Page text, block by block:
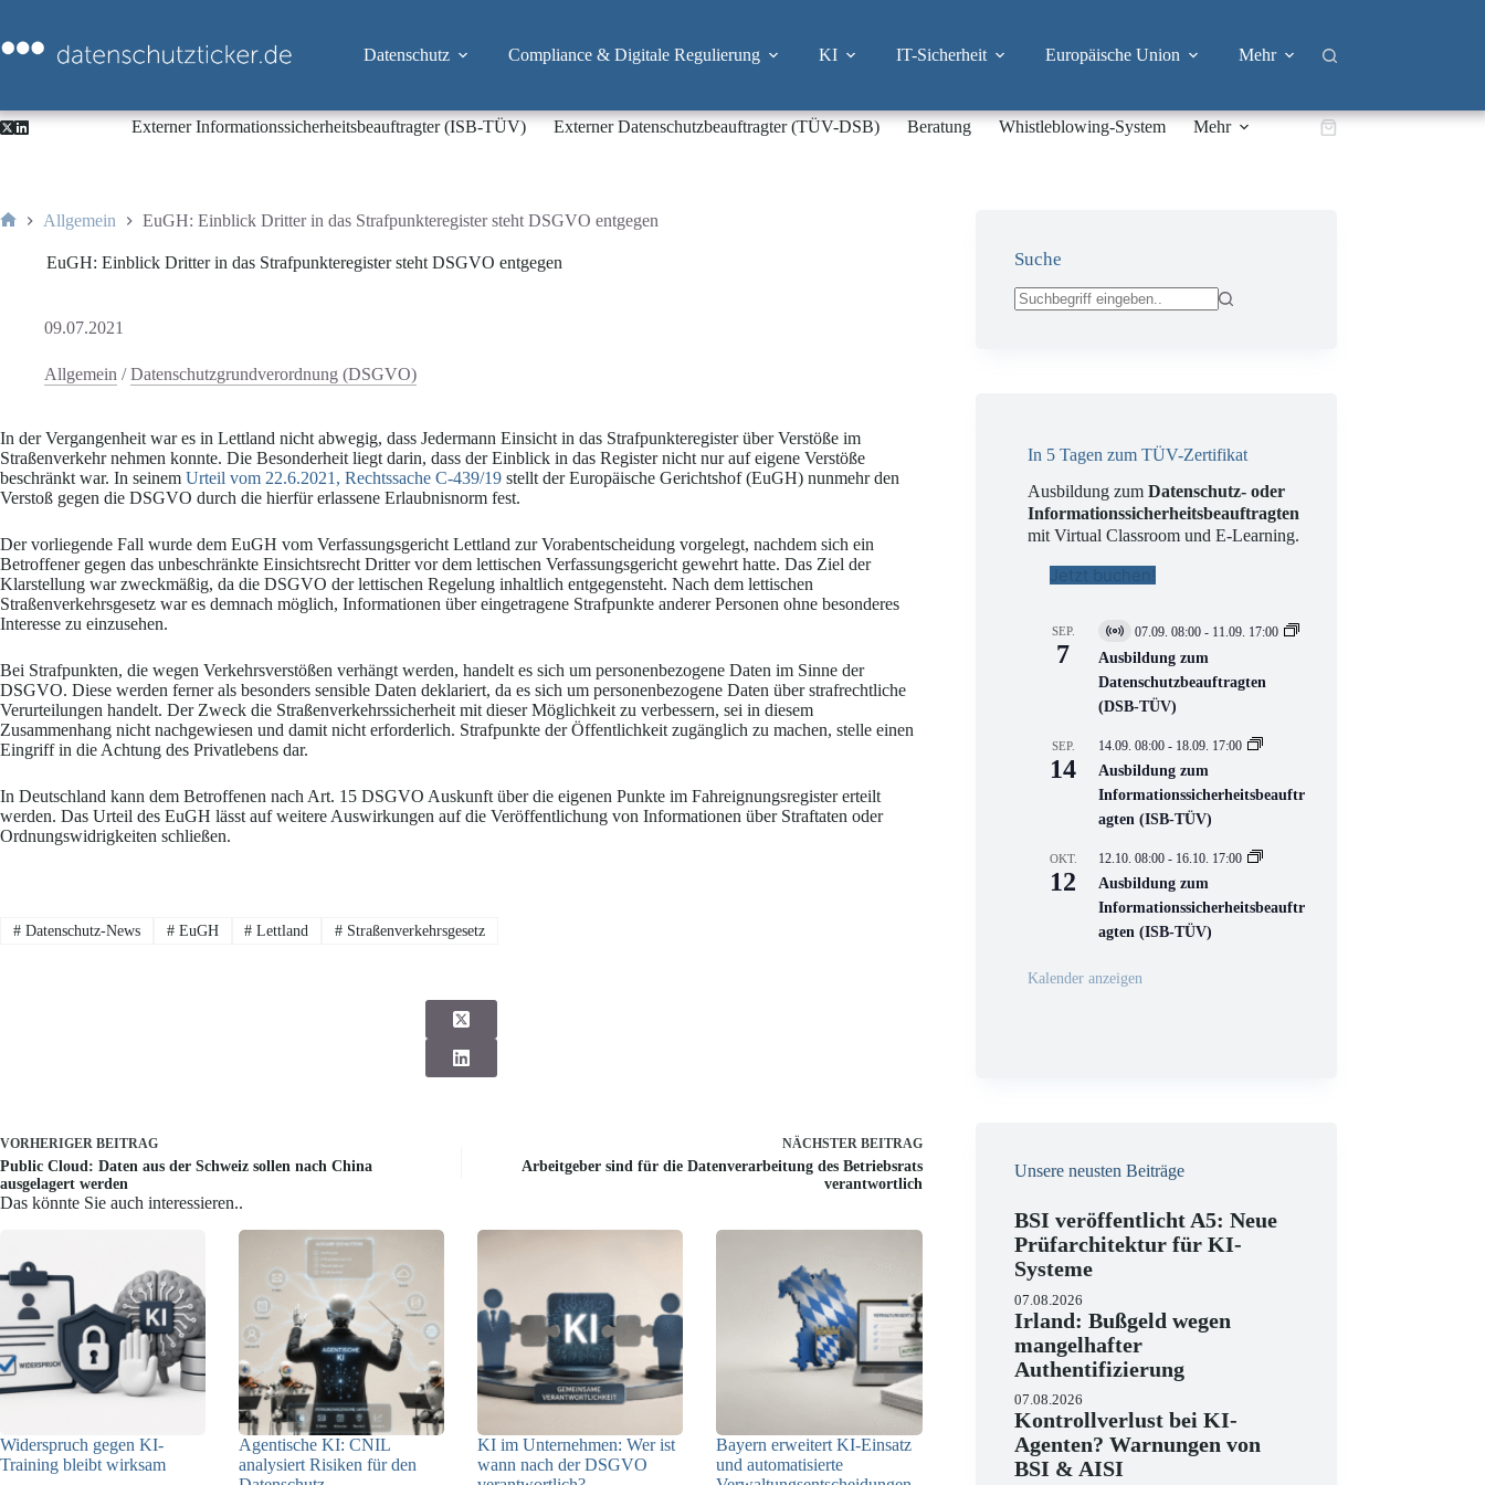
springen
Datenschutz Compliance & Digitale Regulierung KI IT-Sicherheit Europäische Union Mehr
Externer Informationssicherheitsbeauftragter (ISB-TÜV) Externer Datenschutzbeauftragter (TÜV-DSB) Beratung Whistleblowing-System Mehr Warenkorb
Allgemein EuGH: Einblick Dritter in das Strafpunkteregister steht DSGVO entgegen
EuGH: Einblick Dritter in das Strafpunkteregister steht DSGVO entgegen
09.07.2021
Allgemein /Datenschutzgrundverordnung (DSGVO)
In der Vergangenheit war es in Lettland nicht abwegig, dass Jedermann Einsicht in das Strafpunkteregister über Verstöße im
Straßenverkehr nehmen konnte. Die Besonderheit liegt darin, dass der Einblick in das Register nicht nur auf eigene Verstöße
beschränkt war. In seinem Urteil vom 22.6.2021, Rechtssache C-439/19 stellt der Europäische Gerichtshof (EuGH) nunmehr den
Verstoß gegen die DSGVO durch die hierfür erlassene Erlaubnisnorm fest.
Der vorliegende Fall wurde dem EuGH vom Verfassungsgericht Lettland zur Vorabentscheidung vorgelegt, nachdem sich ein
Betroffener gegen das unbeschränkte Einsichtsrecht Dritter vor dem lettischen Verfassungsgericht gewehrt hatte. Das Ziel der
Klarstellung war zweckmäßig, da die DSGVO der lettischen Regelung inhaltlich entgegensteht. Nach dem lettischen
Straßenverkehrsgesetz war es demnach möglich, Informationen über eingetragene Strafpunkte anderer Personen ohne besonderes
Interesse zu einzusehen.
Bei Strafpunkten, die wegen Verkehrsverstößen verhängt werden, handelt es sich um personenbezogene Daten im Sinne der
DSGVO. Diese werden ferner als besonders sensible Daten deklariert, da es sich um personenbezogene Daten über strafrechtliche
Verurteilungen handelt. Der Zweck die Straßenverkehrssicherheit mit dieser Möglichkeit zu verbessern, sei in diesem
Zusammenhang nicht nachgewiesen und damit nicht erforderlich. Strafpunkte der Öffentlichkeit zugänglich zu machen, stelle einen
Eingriff in die Achtung des Privatlebens dar.
In Deutschland kann dem Betroffenen nach Art. 15 DSGVO Auskunft über die eigenen Punkte im Fahreignungsregister erteilt
werden. Das Urteil des EuGH lässt auf weitere Auswirkungen auf die Veröffentlichung von Informationen über Straftaten oder
Ordnungswidrigkeiten schließen.
#Datenschutz-News #EuGH # Lettland # Straßenverkehrsgesetz
VORHERIGER BEITRAG
Public Cloud: Daten aus der Schweiz sollen nach China
ausgelagert werden
NÄCHSTER BEITRAG
Arbeitgeber sind für die Datenverarbeitung des Betriebsrats
verantwortlich
Das könnte Sie auch interessieren..
Widerspruch gegen KI-
Training bleibt wirksam
Agentische KI: CNIL
analysiert Risiken für den
KI im Unternehmen: Wer ist
wann nach der DSGVO
Bayern erweitert KI-Einsatz
und automatisierte
Suche
In 5 Tagen zum TÜV-Zertifikat
Ausbildung zumDatenschutz- oder
Informationssicherheitsbeauftragten
mit Virtual Classroom und E-Learning.
Jetzt buchen!
SEP.
7
V
i
t
u
l
V
e
r
n
s
t
a
t
n
07.09. 08:00 - 11.09. 17:00
Ausbildung zum
Datenschutzbeauftragten
(DSB-TÜV)
SEP.
14
14.09. 08:00 - 18.09. 17:00
Ausbildung zum
Informationssicherheitsbeauftr
agten (ISB-TÜV)
OKT.
12
12.10. 08:00 - 16.10. 17:00
Ausbildung zum
Informationssicherheitsbeauftr
agten (ISB-TÜV)
Kalender anzeigen
Unsere neusten Beiträge
BSI veröffentlicht A5: Neue
Prüfarchitektur für KI-
Systeme
07.08.2026
Irland: Bußgeld wegen
mangelhafter
Authentifizierung
07.08.2026
Kontrollverlust bei KI-
Agenten? Warnungen von
BSI & AISI